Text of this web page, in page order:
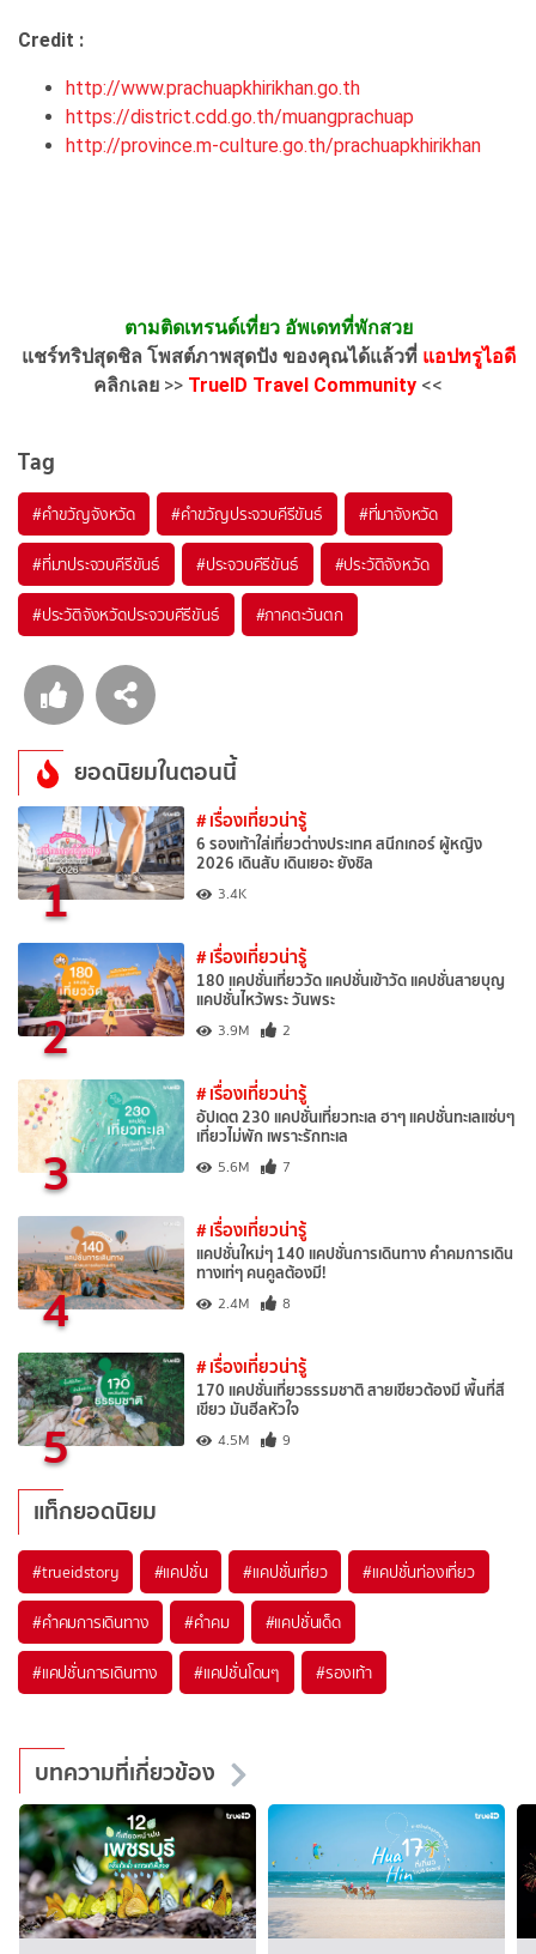
Credit :
http://www.prachuapkhirikhan.go.th
https://district.cdd.go.th/muangprachuap
http://province.m-culture.go.th/prachuapkhirikhan
ตามติดเทรนด์เที่ยว อัพเดทที่พักสวย
แชร์ทริปสุดชิล โพสต์ภาพสุดปัง ของคุณได้แล้วที่ แอปทรูไอดี
คลิกเลย >> TrueID Travel Community <<
Tag
#คำขวัญจังหวัด #คำขวัญประจวบคีรีขันธ์ #ที่มาจังหวัด
#ที่มาประจวบคีรีขันธ์ #ประจวบคีรีขันธ์ #ประวัติจังหวัด
#ประวัติจังหวัดประจวบคีรีขันธ์ #ภาคตะวันตก
ยอดนิยมในตอนนี้
1
# เรื่องเที่ยวน่ารู้
6 รองเท้าใส่เที่ยวต่างประเทศ สนีกเกอร์ ผู้หญิง
2026 เดินสับ เดินเยอะ ยังชิล
3.4K
2
# เรื่องเที่ยวน่ารู้
180 แคปชั่นเที่ยววัด แคปชั่นเข้าวัด แคปชั่นสายบุญ
แคปชั่นไหว้พระ วันพระ
3.9M 2
3
# เรื่องเที่ยวน่ารู้
อัปเดต 230 แคปชั่นเที่ยวทะเล ฮาๆ แคปชั่นทะเลแซ่บๆ
เที่ยวไม่พัก เพราะรักทะเล
5.6M 7
4
# เรื่องเที่ยวน่ารู้
แคปชั่นใหม่ๆ 140 แคปชั่นการเดินทาง คำคมการเดิน
ทางเท่ๆ คนคูลต้องมี!
2.4M 8
5
# เรื่องเที่ยวน่ารู้
170 แคปชั่นเที่ยวธรรมชาติ สายเขียวต้องมี พื้นที่สี
เขียว มันฮีลหัวใจ
4.5M 9
แท็กยอดนิยม
#trueidstory #แคปชั่น #แคปชั่นเที่ยว #แคปชั่นท่องเที่ยว
#คำคมการเดินทาง #คำคม #แคปชั่นเด็ด
#แคปชั่นการเดินทาง #แคปชั่นโดนๆ #รองเท้า
บทความที่เกี่ยวข้อง